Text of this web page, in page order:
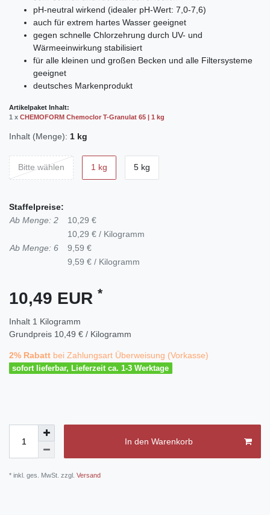
pH-neutral wirkend (idealer pH-Wert: 7,0-7,6)
auch für extrem hartes Wasser geeignet
gegen schnelle Chlorzehrung durch UV- und
Wärmeeinwirkung stabilisiert
für alle kleinen und großen Becken und alle Filtersysteme
geeignet
deutsches Markenprodukt
Artikelpaket Inhalt:
1 x CHEMOFORM Chemoclor T-Granulat 65 | 1 kg
Inhalt (Menge): 1 kg
Bitte wählen 1 kg 5 kg
Staffelpreise:
Ab Menge: 2
10,29 €
10,29 € / Kilogramm
Ab Menge: 6
9,59 €
9,59 € / Kilogramm
10,49 EUR *
Inhalt 1 Kilogramm
Grundpreis 10,49 € / Kilogramm
2% Rabatt bei Zahlungsart Überweisung (Vorkasse)
sofort lieferbar, Lieferzeit ca. 1-3 Werktage
In den Warenkorb
* inkl. ges. MwSt. zzgl. Versand